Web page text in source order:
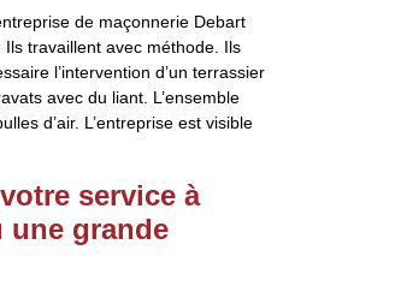
de maçonnerie Debart
travaillent avec méthode. Ils
l’intervention d’un terrassier
avec du liant. L’ensemble
d’air. L’entreprise est visible
service à
une grande